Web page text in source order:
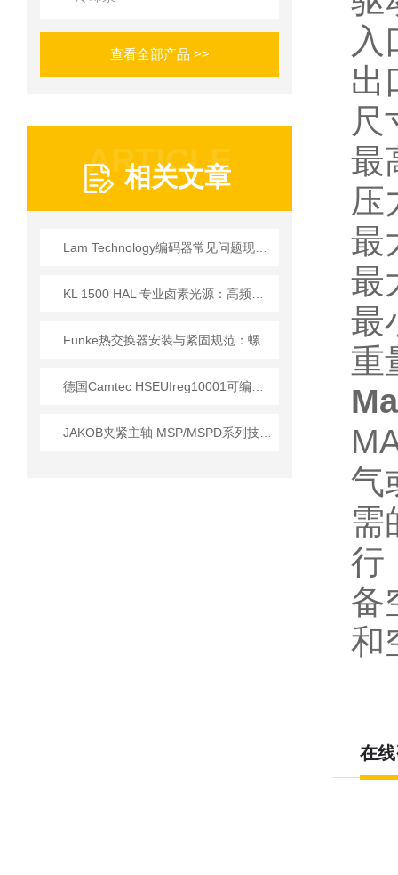
查看全部产品 >>
ARTICLE
相关文章
入
出
尺
最
压
最
最
最
重
气
需
行
备
和
在